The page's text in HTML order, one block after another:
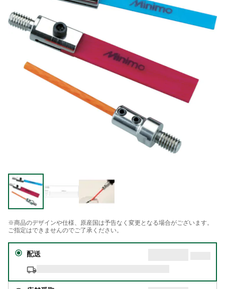
※商品のデザインや仕様、原産国は予告なく変更となる場合がございます。
ご指定はできませんのでご了承ください。
配送